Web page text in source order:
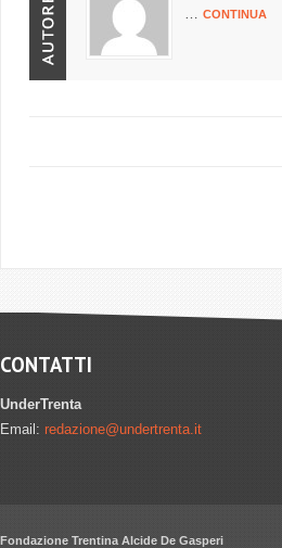
… CONTINUA
CONTATTI
UnderTrenta
Email: redazione@undertrenta.it
Fondazione Trentina Alcide De Gasperi